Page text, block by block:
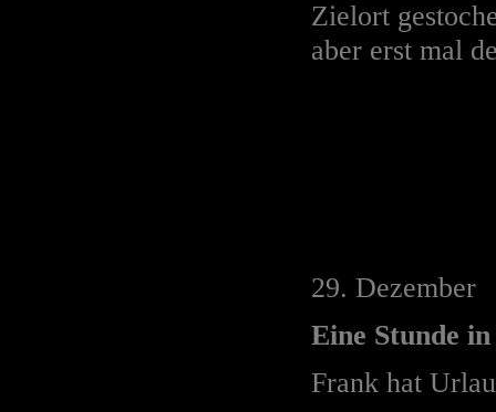
Zielort
aber erst mal
29. Dezember
Eine Stunde
Frank hat